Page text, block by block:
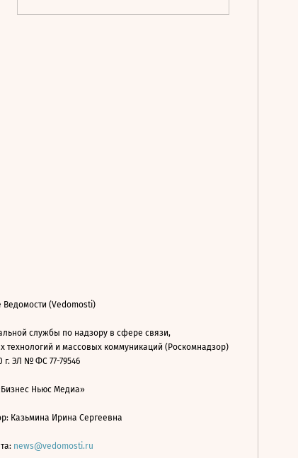
Ведомости (Vedomosti)
службы по надзору в сфере связи,
технологий и массовых коммуникаций (Роскомнадзор)
г. ЭЛ № ФС 77-79546
Ньюс Медиа»
Казьмина Ирина Сергеевна
news@vedomosti.ru